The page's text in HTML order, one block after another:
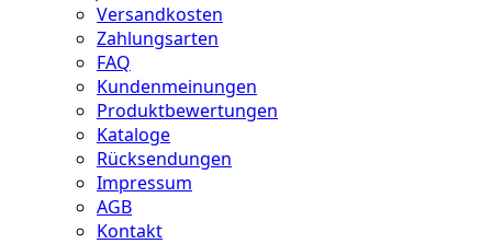
Versandkosten
Zahlungsarten
FAQ
Kundenmeinungen
Produktbewertungen
Kataloge
Rücksendungen
Impressum
AGB
Kontakt